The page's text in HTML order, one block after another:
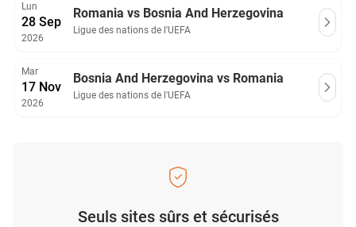
Lun
28 Sep
2026
Romania vs Bosnia And Herzegovina
Ligue des nations de l'UEFA
Mar
17 Nov
2026
Bosnia And Herzegovina vs Romania
Ligue des nations de l'UEFA
Seuls sites sûrs et sécurisés